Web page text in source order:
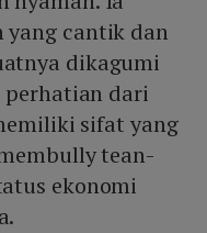
yang cantik dan
dikagumi
perhatian dari
sifat yang
tean-
ekonomi